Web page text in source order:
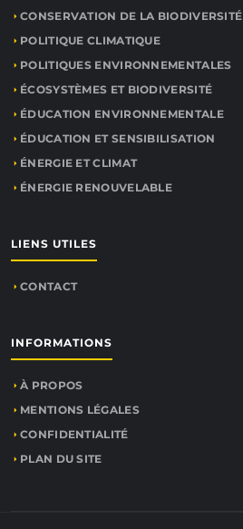
CONSERVATION DE LA BIODIVERSITÉ
POLITIQUE CLIMATIQUE
POLITIQUES ENVIRONNEMENTALES
ÉCOSYSTÈMES ET BIODIVERSITÉ
ÉDUCATION ENVIRONNEMENTALE
ÉDUCATION ET SENSIBILISATION
ÉNERGIE ET CLIMAT
ÉNERGIE RENOUVELABLE
LIENS UTILES
CONTACT
INFORMATIONS
À PROPOS
MENTIONS LÉGALES
CONFIDENTIALITÉ
PLAN DU SITE